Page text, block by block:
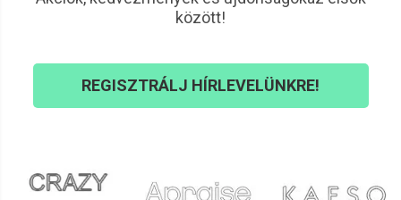
között!
REGISZTRÁLJ HÍRLEVELÜNKRE!